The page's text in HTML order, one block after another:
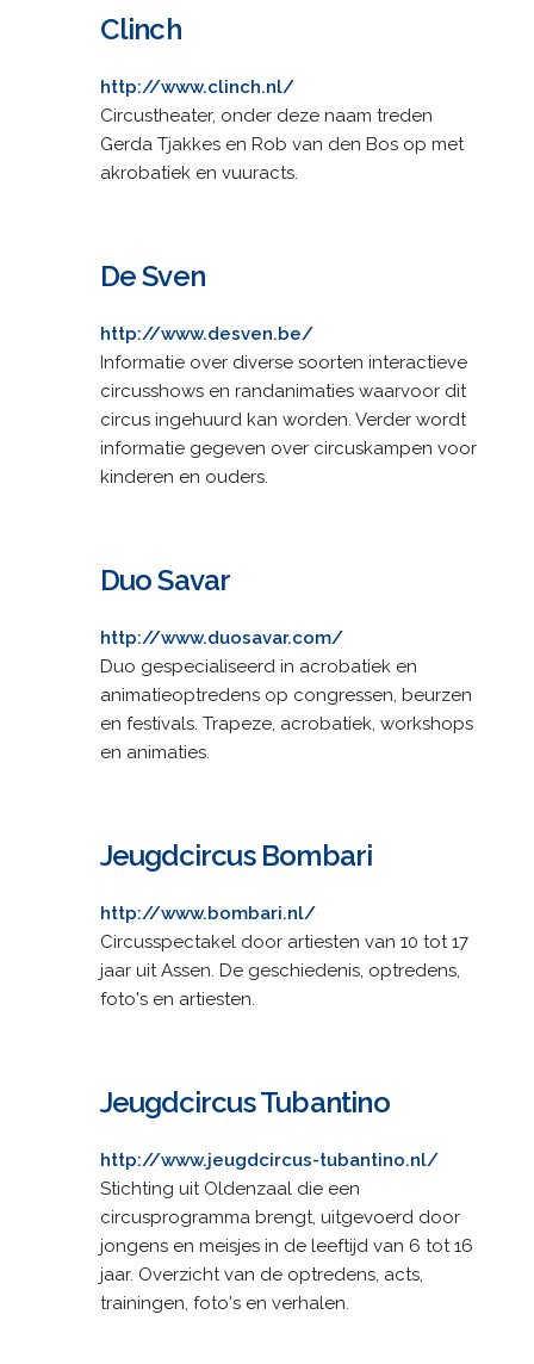
Clinch
http://www.clinch.nl/
Circustheater, onder deze naam treden
Gerda Tjakkes en Rob van den Bos op met
akrobatiek en vuuracts.
De Sven
http://www.desven.be/
Informatie over diverse soorten interactieve
circusshows en randanimaties waarvoor dit
circus ingehuurd kan worden. Verder wordt
informatie gegeven over circuskampen voor
kinderen en ouders.
Duo Savar
http://www.duosavar.com/
Duo gespecialiseerd in acrobatiek en
animatieoptredens op congressen, beurzen
en festivals. Trapeze, acrobatiek, workshops
en animaties.
Jeugdcircus Bombari
http://www.bombari.nl/
Circusspectakel door artiesten van 10 tot 17
jaar uit Assen. De geschiedenis, optredens,
foto's en artiesten.
Jeugdcircus Tubantino
http://www.jeugdcircus-tubantino.nl/
Stichting uit Oldenzaal die een
circusprogramma brengt, uitgevoerd door
jongens en meisjes in de leeftijd van 6 tot 16
jaar. Overzicht van de optredens, acts,
trainingen, foto's en verhalen.